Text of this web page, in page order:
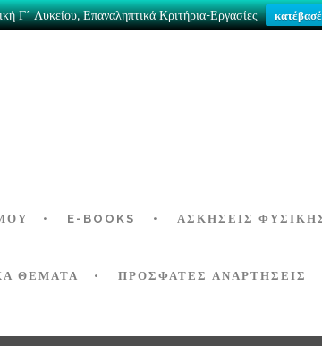
Γ΄ Λυκείου, Επαναληπτικά Κριτήρια-Εργασίες
E-BOOKS ΑΣΚΉΣΕΙΣ
ΘΕΜΑΤΑ ΠΡΟΣΦΑΤΕΣ ΑΝΑΡΤΗΣΕΙΣ